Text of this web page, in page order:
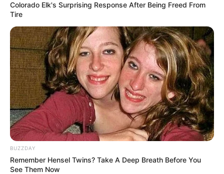
Colorado Elk's Surprising Response After Being Freed From
Tire
BUZZDAY
Remember Hensel Twins? Take A Deep Breath Before You
See Them Now